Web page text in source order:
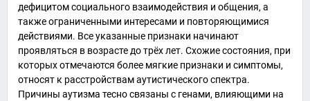
дефицитомсоциального взаимодействия и общения, а
также ограниченными интересами и повторяющимися
действиями. Все указанные признаки начинают
проявляться в возрасте до трёх лет. Схожие состояния, при
которых отмечаются более мягкие признаки и симптомы,
относят к расстройствам аутистического спектра.
Причины аутизма тесно связаны с генами, влияющими на